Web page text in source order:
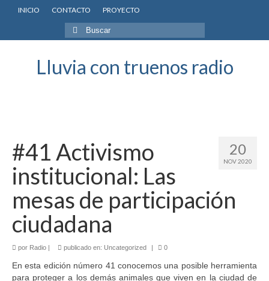
INICIO CONTACTO PROYECTO
Buscar
por:
Lluvia con truenos radio
20
NOV 2020
#41 Activismo
institucional: Las
mesas de participación
ciudadana
por Radio | publicado en: Uncategorized | 0
En esta edición número 41 conocemos una posible herramienta
para proteger a los demás animales que viven en la ciudad de